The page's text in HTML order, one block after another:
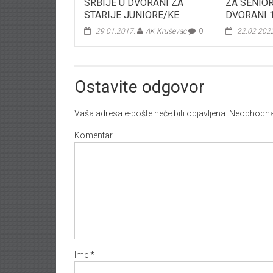
SRBIJE U DVORANI ZA
STARIJE JUNIORE/KE
29.01.2017. AK Kruševac 0
ZA
DVORANI
Ostavite odgovor
Vaša adresa e-pošte neće biti objavljena.
Komentar
Ime*